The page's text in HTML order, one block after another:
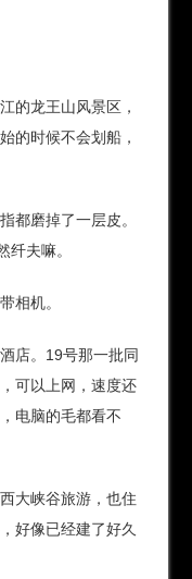
的龙王山风景区，
的时候不会划船，
都磨掉了一层皮。
纤夫嘛。
相机。
店。19号那一批同
可以上网，速度还
电脑的毛都看不
大峡谷旅游，也住
好像已经建了好久